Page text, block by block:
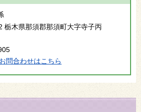
栃木県那須郡那須町大字寺子丙
問合わせはこちら